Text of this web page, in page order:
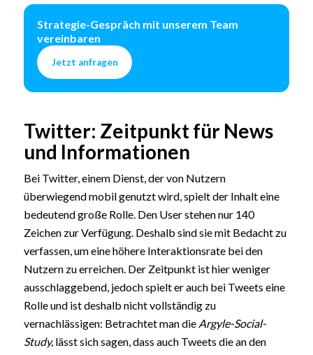
Strategie-Gespräch mit unserem Team
vereinbaren
Jetzt anfragen
Twitter: Zeitpunkt für News
und Informationen
Bei Twitter, einem Dienst, der von Nutzern
überwiegend mobil genutzt wird, spielt der Inhalt eine
bedeutend große Rolle. Den User stehen nur 140
Zeichen zur Verfügung. Deshalb sind sie mit Bedacht zu
verfassen, um eine höhere Interaktionsrate bei den
Nutzern zu erreichen. Der Zeitpunkt ist hier weniger
ausschlaggebend, jedoch spielt er auch bei Tweets eine
Rolle und ist deshalb nicht vollständig zu
vernachlässigen: Betrachtet man die Argyle-Social-
Study,lässt sich sagen, dass auch Tweets die an den